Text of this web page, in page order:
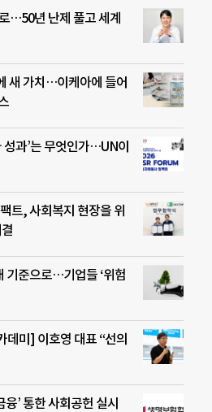
…50년 난제 풀고 세계
새 가치…이케아에 들어
성과’는 무엇인가…UN이
트, 사회복지 현장을 위
기준으로…기업들 ‘위험
데미] 이호영 대표 “선의
’ 통한 사회공헌 실시